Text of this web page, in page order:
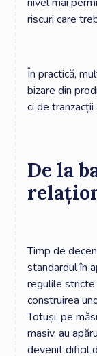
nivel mai
riscuri care
În practică,
bizare din
ci de
De la
Timp de
standardul în
regulile
construirea
Totuși, pe
masiv, au
devenit dificil